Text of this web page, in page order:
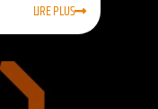
LIRE PLUS